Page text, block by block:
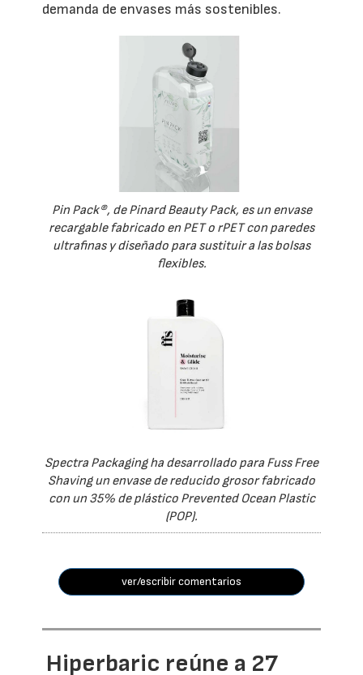
demanda de envases más sostenibles.
Pin Pack®, de Pinard Beauty Pack, es un envase
recargable fabricado en PET o rPET con paredes
ultrafinas y diseñado para sustituir a las bolsas
flexibles.
Spectra Packaging ha desarrollado para Fuss Free
Shaving un envase de reducido grosor fabricado
con un 35% de plástico Prevented Ocean Plastic
(POP).
ver/escribir comentarios
Hiperbaric reúne a 27